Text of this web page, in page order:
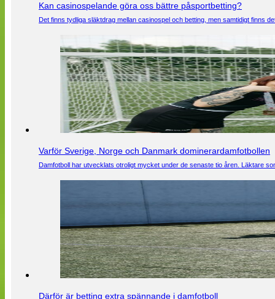
Kan casinospelande göra oss bättre påsportbetting?
Det finns tydliga släktdrag mellan casinospel och betting, men samtidigt finns
Varför Sverige, Norge och Danmark dominerardamfotbollen
Damfotboll har utvecklats otroligt mycket under de senaste tio åren. Läktare
Därför är betting extra spännande i damfotboll